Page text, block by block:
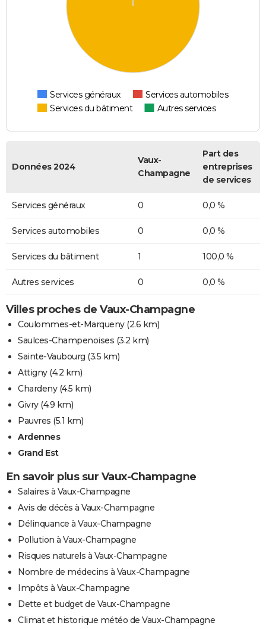
Services généraux
Services automobiles
Services du bâtiment
Autres services
Données 2024
Vaux-
Champagne
Part des
entreprises
de services
Services généraux 0 0,0 %
Services automobiles 0 0,0 %
Services du bâtiment 1 100,0 %
Autres services 0 0,0 %
Villes proches de Vaux-Champagne
Coulommes-et-Marqueny(2.6 km)
Saulces-Champenoises (3.2 km)
Sainte-Vaubourg (3.5 km)
Attigny(4.2 km)
Chardeny(4.5 km)
Givry(4.9 km)
Pauvres (5.1 km)
Ardennes
Grand Est
En savoir plus sur Vaux-Champagne
Salaires à Vaux-Champagne
Avis de décès à Vaux-Champagne
Délinquance à Vaux-Champagne
Pollution à Vaux-Champagne
Risques naturels à Vaux-Champagne
Nombre de médecins à Vaux-Champagne
Impôts à Vaux-Champagne
Dette et budget de Vaux-Champagne
Climat et historique météo de Vaux-Champagne